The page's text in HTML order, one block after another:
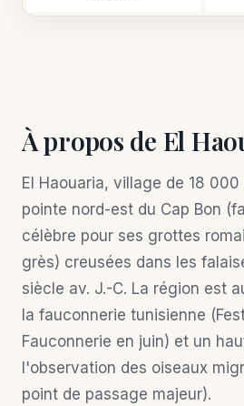
À propos de El
El Haouaria, village de 18
pointe nord-est du Cap Bon
célèbre pour ses grottes
grès) creusées dans les
siècle av. J.-C. La région est
la fauconnerie tunisienne
Fauconnerie en juin) et un
l'observation des oiseaux
point de passage majeur).